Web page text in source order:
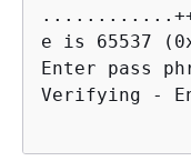
e is 65537
Enter pass